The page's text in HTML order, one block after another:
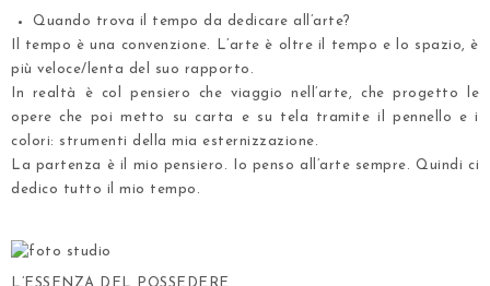
Quando trova il tempo da dedicare all’arte?
Il tempo è una convenzione. L’arte è oltre il tempo e lo spazio, è
più veloce/lenta del suo rapporto.
In realtà è col pensiero che viaggio nell’arte, che progetto le
opere che poi metto su carta e su tela tramite il pennello e i
colori: strumenti della mia esternizzazione.
La partenza è il mio pensiero. Io penso all’arte sempre. Quindi ci
dedico tutto il mio tempo.
L’ESSENZA DEL POSSEDERE.